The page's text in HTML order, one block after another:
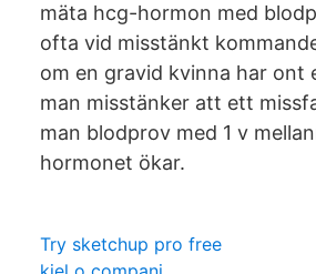
mäta hcg-hormon med
ofta vid misstänkt
om en gravid kvinna har ont
man misstänker att ett
man blodprov med 1 v
hormonet ökar.
Try sketchup pro free